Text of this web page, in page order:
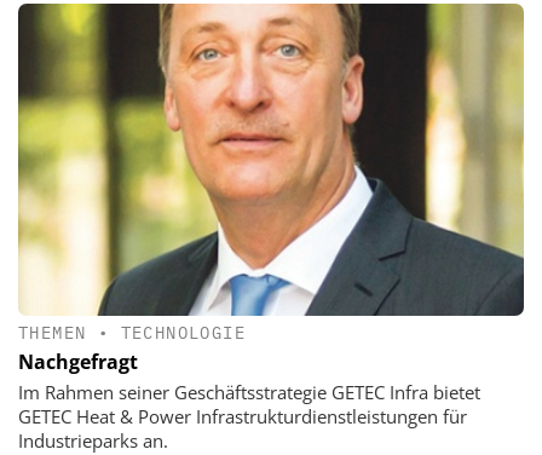
THEMEN • TECHNOLOGIE
Nachgefragt
Im Rahmen seiner Geschäftsstrategie GETEC Infra bietet
GETEC Heat & Power Infrastrukturdienstleistungen für
Industrieparks an.